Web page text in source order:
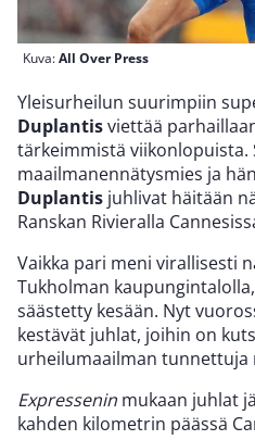
Kuva:All Over Press
Yleisurheilun suurimpiin
Duplantisviettää
tärkeimmistä viikonlopuista.
maailmanennätysmies ja
Duplantis juhlivat häitään
Ranskan Rivieralla
Vaikka pari meni virallisesti
Tukholman
säästetty kesään. Nyt
kestävät juhlat, joihin on
urheilumaailman tunnettuja
Expressenin mukaan juhlat
kahden kilometrin päässä